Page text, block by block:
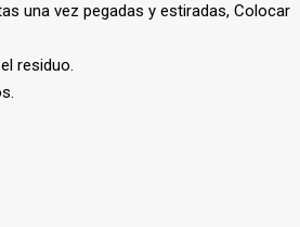
una vez pegadas y estiradas, Colocar
residuo.